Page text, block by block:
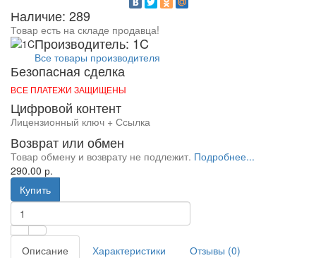
Наличие: 289
Товар есть на складе продавца!
Производитель: 1C
Все товары производителя
Безопасная сделка
ВСЕ ПЛАТЕЖИ ЗАЩИЩЕНЫ
Цифровой контент
Лицензионный ключ + Ссылка
Возврат или обмен
Товар обмену и возврату не подлежит. Подробнее...
290.00 р.
Купить
Описание Характеристики Отзывы (0)